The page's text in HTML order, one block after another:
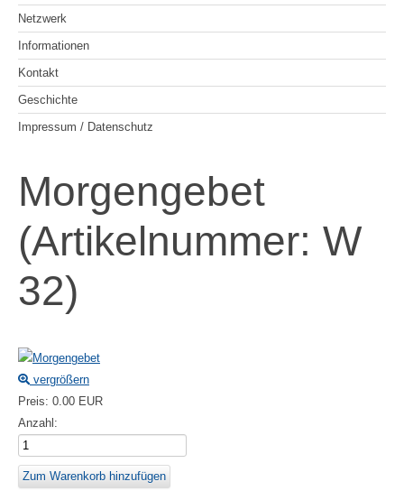
Netzwerk
Informationen
Kontakt
Geschichte
Impressum / Datenschutz
Morgengebet
(Artikelnummer: W
32)
vergrößern
Preis: 0.00 EUR
Anzahl: